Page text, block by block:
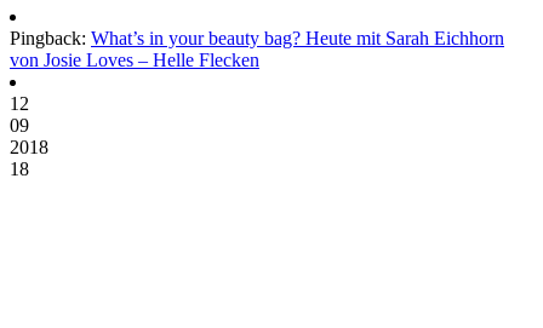
Pingback: What’s in your beauty bag? Heute mit Sarah Eichhorn
von Josie Loves – Helle Flecken
12
09
2018
18